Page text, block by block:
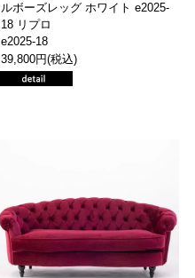
ルボーズレッグ ホワイト e2025-
18 リプロ
e2025-18
39,800円(税込)